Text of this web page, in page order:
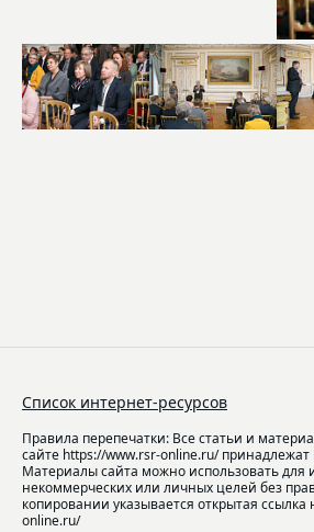
Список интернет-ресурсов
Правила перепечатки: Все статьи и
сайте https://www.rsr-online.ru/
Материалы сайта можно использовать
некоммерческих или личных целей без
копировании указывается открытая
online.ru/